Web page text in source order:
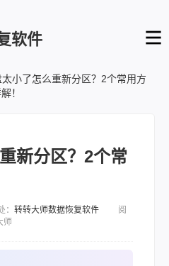
软件
太小了怎么重新分区？2个常用方
！
新分区？2个常
转转大师数据恢复软件 阅